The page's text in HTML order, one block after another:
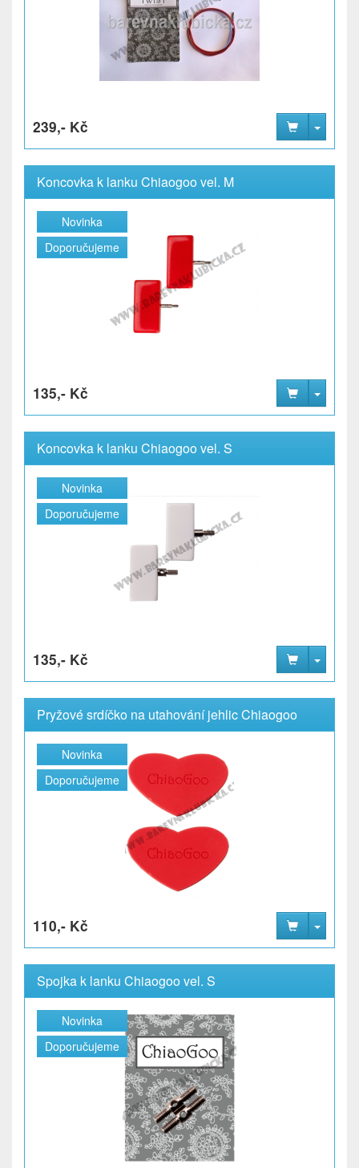
239,- Kč
Koncovka k lanku Chiaogoo vel. M
Novinka
Doporučujeme
135,- Kč
Koncovka k lanku Chiaogoo vel. S
Novinka
Doporučujeme
135,- Kč
Pryžové srdíčko na utahování jehlic Chiaogoo
Novinka
Doporučujeme
110,- Kč
Spojka k lanku Chiaogoo vel. S
Novinka
Doporučujeme